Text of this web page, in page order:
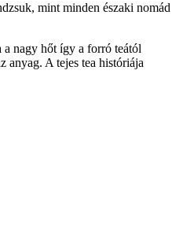
mint minden északi nomád
a nagy hőt így a forró teától
anyag. A tejes tea históriája